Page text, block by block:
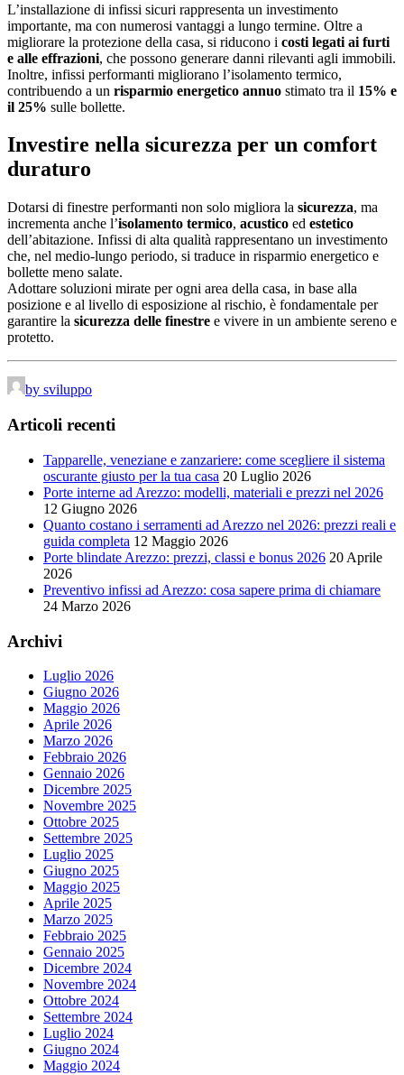
L’installazione di infissi sicuri rappresenta un investimento
importante, ma con numerosi vantaggi a lungo termine. Oltre a
migliorare la protezione della casa, si riducono i costi legati ai furti
e alle effrazioni, che possono generare danni rilevanti agli immobili.
Inoltre, infissi performanti migliorano l’isolamento termico,
contribuendo a un risparmio energetico annuo stimato tra il 15% e
il 25% sulle bollette.
Investire nella sicurezza per un comfort
duraturo
Dotarsi di finestre performanti non solo migliora la sicurezza, ma
incrementa anche l’isolamento termico, acustico ed estetico
dell’abitazione. Infissi di alta qualità rappresentano un investimento
che, nel medio-lungo periodo, si traduce in risparmio energetico e
bollette meno salate.
Adottare soluzioni mirate per ogni area della casa, in base alla
posizione e al livello di esposizione al rischio, è fondamentale per
garantire la sicurezza delle finestre e vivere in un ambiente sereno e
protetto.
by sviluppo
Articoli recenti
Tapparelle, veneziane e zanzariere: come scegliere il sistema
oscurante giusto per la tua casa 20 Luglio 2026
Porte interne ad Arezzo: modelli, materiali e prezzi nel 2026
12 Giugno 2026
Quanto costano i serramenti ad Arezzo nel 2026: prezzi reali e
guida completa 12 Maggio 2026
Porte blindate Arezzo: prezzi, classi e bonus 2026 20 Aprile
2026
Preventivo infissi ad Arezzo: cosa sapere prima di chiamare
24 Marzo 2026
Archivi
Luglio 2026
Giugno 2026
Maggio 2026
Aprile 2026
Marzo 2026
Febbraio 2026
Gennaio 2026
Dicembre 2025
Novembre 2025
Ottobre 2025
Settembre 2025
Luglio 2025
Giugno 2025
Maggio 2025
Aprile 2025
Marzo 2025
Febbraio 2025
Gennaio 2025
Dicembre 2024
Novembre 2024
Ottobre 2024
Settembre 2024
Luglio 2024
Giugno 2024
Maggio 2024